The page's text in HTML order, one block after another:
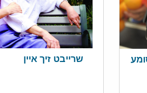
שרייבט זיך איין